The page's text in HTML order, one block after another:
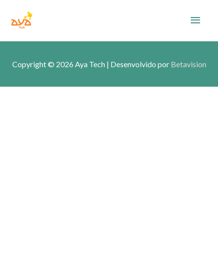
content
Main
Copyright © 2026 Aya Tech| Desenvolvido por Betavision